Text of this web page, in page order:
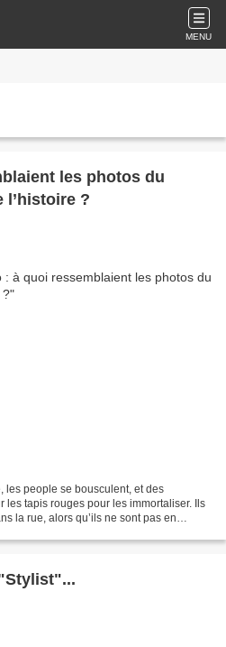
MENU
les photos du
l’histoire ?
les people se bousculent, et des
les tapis rouges pour les immortaliser. Ils
la rue, alors qu’ils ne sont pas en